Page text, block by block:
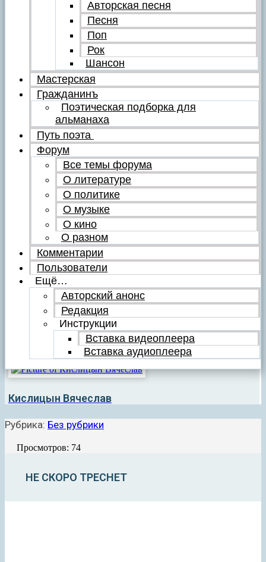
Авторская песня
Песня
Поп
Рок
Шансон
Мастерская
Гражданинъ
Поэтическая подборка для
альманаха
Путь поэта
Форум
Все темы форума
О литературе
О политике
О музыке
О кино
О разном
Комментарии
Пользователи
Ещё…
Авторский анонс
Редакция
Инструкции
Вставка видеоплеера
Вставка аудиоплеера
Кислицын Вячеслав
Рубрика: Без рубрики
Просмотров: 74
НЕ СКОРО ТРЕСНЕТ